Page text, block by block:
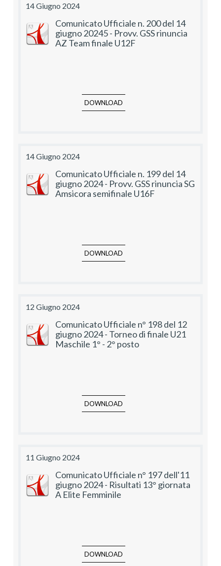
14 Giugno 2024
Comunicato Ufficiale n. 200 del 14
giugno 20245 - Provv. GSS rinuncia
AZ Team finale U12F
DOWNLOAD
14 Giugno 2024
Comunicato Ufficiale n. 199 del 14
giugno 2024 - Provv. GSS rinuncia SG
Amsicora semifinale U16F
DOWNLOAD
12 Giugno 2024
Comunicato Ufficiale n° 198 del 12
giugno 2024 - Torneo di finale U21
Maschile 1° - 2° posto
DOWNLOAD
11 Giugno 2024
Comunicato Ufficiale n° 197 dell'11
giugno 2024 - Risultati 13° giornata
A Elite Femminile
DOWNLOAD